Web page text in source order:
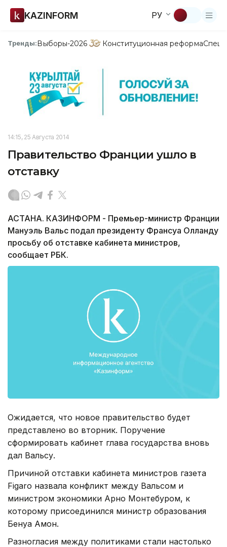
KAZINFORM РУ
Тренды:Выборы-2026 Конституционная реформа
14:15, 25 Августа 2014
Правительство Франции ушло в
отставку
АСТАНА. КАЗИНФОРМ - Премьер-министр Франции
Мануэль Вальс подал президенту Франсуа Олланду
просьбу об отставке кабинета министров,
сообщает РБК.
Ожидается, что новое правительство будет
представлено во вторник. Поручение
сформировать кабинет глава государства вновь
дал Вальсу.
Причиной отставки кабинета министров газета
Figaro назвала конфликт между Вальсом и
министром экономики Арно Монтебуром, к
которому присоединился министр образования
Бенуа Амон.
Разногласия между политиками стали настолько